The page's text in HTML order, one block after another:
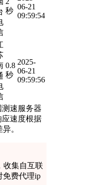
秒 06-21
09:59:54
0.8
秒
2025-
06-21
09:59:56
速服务器
应速度根据
。
收集自互联
免费代理ip